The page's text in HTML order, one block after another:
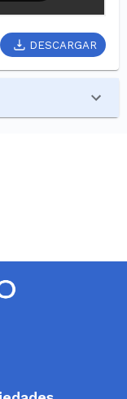
DESCARGAR